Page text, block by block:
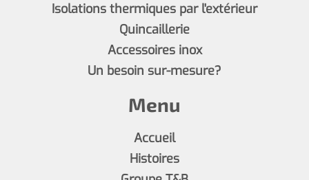
Isolations thermiques par l'extérieur
Quincaillerie
Accessoires inox
Un besoin sur-mesure?
Menu
Accueil
Histoires